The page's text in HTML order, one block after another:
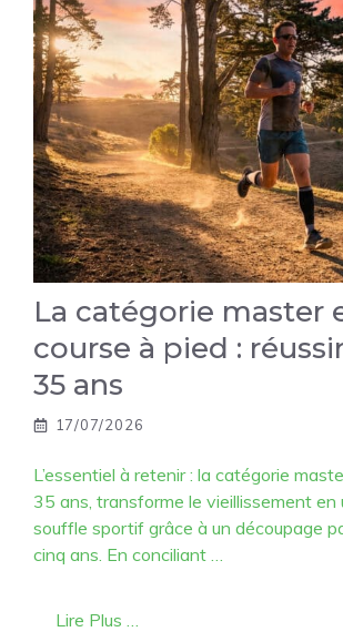
La catégorie master
course à pied :
35 ans
17/07/2026
L’essentiel à retenir : la catégorie
35 ans, transforme le vieillissement en
souffle sportif grâce à un découpage
cinq ans. En conciliant …
Lire Plus …